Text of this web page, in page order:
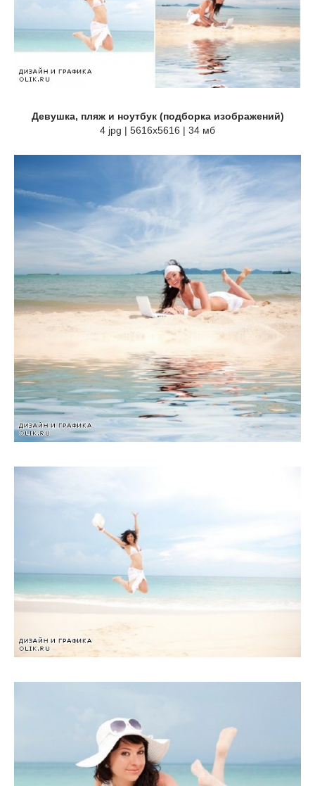
Девушка, пляж и ноутбук (подборка изображений)
4 jpg | 5616х5616 | 34 мб